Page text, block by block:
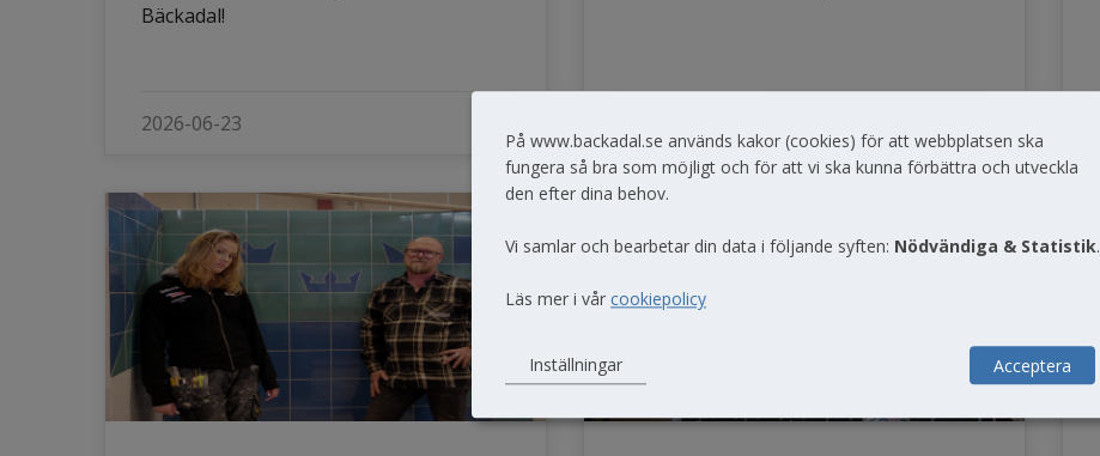
Bäckadal!
2026-06-23
På www.backadal.se används kakor (cookies) för att webbplatsen ska
fungera så bra som möjligt och för att vi ska kunna förbättra och utveckla
den efter dina behov.
Vi samlar och bearbetar din data i följande syften: Nödvändiga & Statistik.
Läs mer i vår cookiepolicy
Inställningar Acceptera